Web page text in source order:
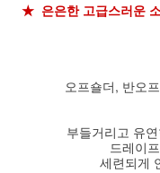
★ 은은한 고급스러운
오프숄더, 반오
부들거리고 유
드레이
세련되게